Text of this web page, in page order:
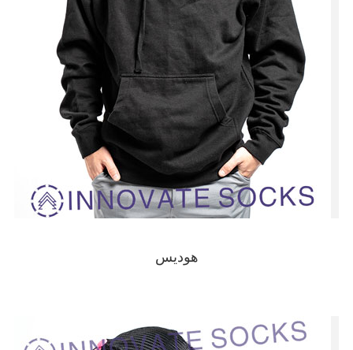
هوديس